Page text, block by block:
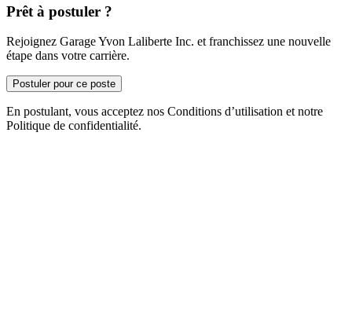
Prêt à postuler ?
Rejoignez Garage Yvon Laliberte Inc. et franchissez une nouvelle
étape dans votre carrière.
Postuler pour ce poste
En postulant, vous acceptez nos Conditions d’utilisation et notre
Politique de confidentialité.